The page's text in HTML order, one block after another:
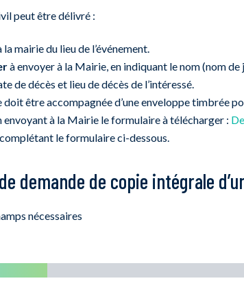
peut être délivré :
la mairie du lieu de l’événement.
à envoyer à la Mairie, en indiquant le nom (nom
de décès et lieu de décès de l’intéressé.
doit être accompagnée d’une enveloppe timbrée
envoyant à la Mairie le formulaire à télécharger :
le formulaire ci-dessous.
demande de copie intégrale
nécessaires